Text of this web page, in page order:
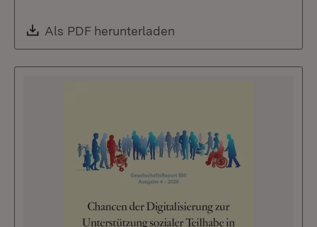
Download:
Als PDF herunterladen